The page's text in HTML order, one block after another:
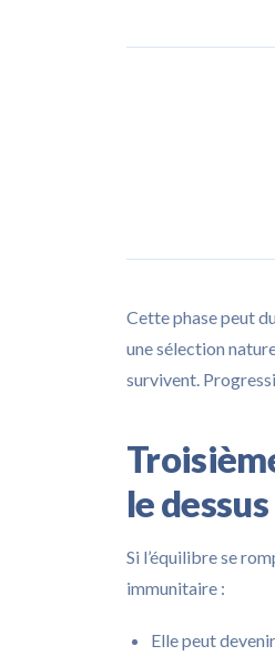
Cette phase peut
une sélection
survivent.
le dessus
Si l’équilibre se
immunitaire :
Elle peut